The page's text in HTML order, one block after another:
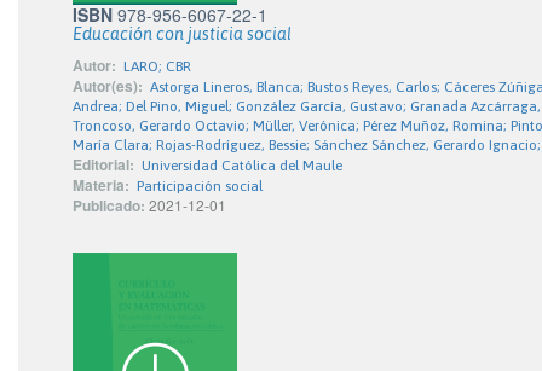
ISBN 978-956-6067-22-1
Educación con justicia social
Autor: LARO; CBR
Autor(es): Astorga Lineros, Blanca; Bustos Reyes, Carlos; Cáceres
Andrea; Del Pino, Miguel; González García, Gustavo; Granada
Troncoso, Gerardo Octavio; Müller, Verónica; Pérez Muñoz, Romina;
María Clara; Rojas-Rodríguez, Bessie; Sánchez Sánchez, Gerardo
Editorial: Universidad Católica del Maule
Materia: Participación social
Publicado: 2021-12-01